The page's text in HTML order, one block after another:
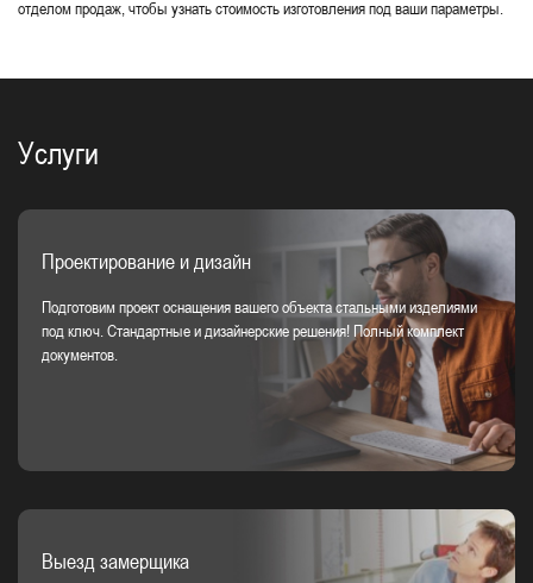
отделом продаж, чтобы узнать стоимость изготовления под ваши параметры.
Услуги
Проектирование и дизайн
Подготовим проект оснащения вашего объекта стальными изделиями
под ключ. Стандартные и дизайнерские решения! Полный комплект
документов.
Выезд замерщика